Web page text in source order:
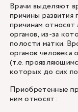
Врачи выделяют
причины
причинам
органов, из-за
полости матки.
органов человека
(т.е.
которых до сих
Приобретенные
ним относят: